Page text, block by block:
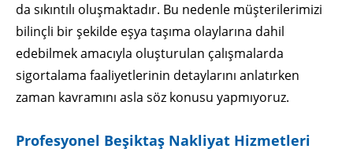
da sıkıntılı oluşmaktadır. Bu nedenle müşterilerimizi
bilinçli bir şekilde eşya taşıma olaylarına dahil
edebilmek amacıyla oluşturulan çalışmalarda
sigortalama faaliyetlerinin detaylarını anlatırken
zaman kavramını asla söz konusu yapmıyoruz.
Profesyonel Beşiktaş Nakliyat Hizmetleri